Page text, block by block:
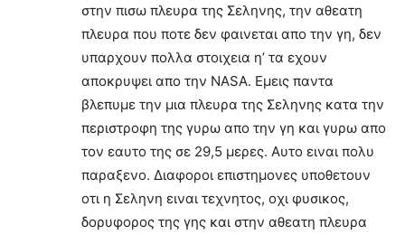
στην πισω πλευρα της Σεληνης, την αθεατη
πλευρα που ποτε δεν φαινεται απο την γη, δεν
υπαρχουν πολλα στοιχεια η’ τα εχουν
αποκρυψει απο την NASA. Εμεις παντα
βλεπυμε την μια πλευρα της Σεληνης κατα την
περιστροφη της γυρω απο την γη και γυρω απο
τον εαυτο της σε 29,5 μερες. Αυτο ειναι πολυ
παραξενο. Διαφοροι επιστημονες υποθετουν
οτι η Σεληνη ειναι τεχνητος, οχι φυσικος,
δορυφορος της γης και στην αθεατη πλευρα